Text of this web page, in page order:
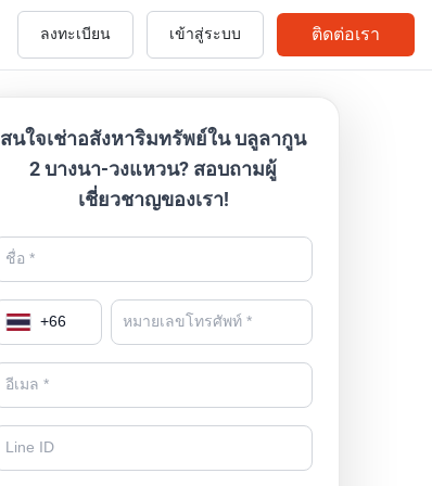
ลงทะเบียน เข้าสู่ระบบ ติดต่อเรา
สนใจเช่าอสังหาริมทรัพย์ใน บลูลากูน
2 บางนา-วงแหวน? สอบถามผู้
เชี่ยวชาญของเรา!
+66